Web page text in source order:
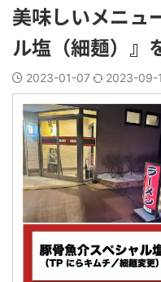
美味しいメニュ
ル塩（細麺）』
2023-01-07 2023-09-